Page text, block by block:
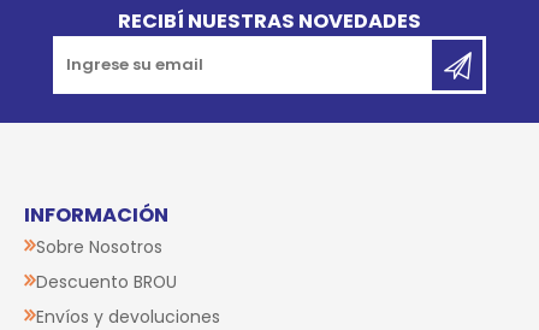
RECIBÍ NUESTRAS NOVEDADES
INFORMACIÓN
Sobre Nosotros
Descuento BROU
Envíos y devoluciones